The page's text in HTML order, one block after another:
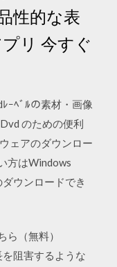
性的な表
リ 今すぐ
ｰﾍﾞﾙの素材・画像
のための便利
ェアのダウンロー
方はWindows
ウンロードでき
（無料）
阻害するような